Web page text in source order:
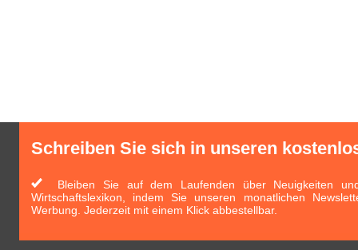
Schreiben Sie sich in unseren
Bleiben Sie auf dem Laufenden über Neuigkeiten
Wirtschaftslexikon, indem Sie unseren monatlichen
Werbung. Jederzeit mit einem Klick abbestellbar.